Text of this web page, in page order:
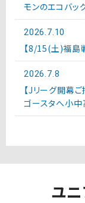
モンのエコバッ
2026.7.10
【8/15(土)福島
2026.7.8
【Jリーグ開幕
ゴースタへ小
ユ